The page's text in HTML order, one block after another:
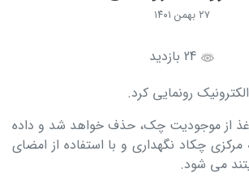
۲۷ بهمن ۱۴۰۱
24 بازدید
رونمایی کرد.
از موجودیت چک، حذف خواهد شد و داده
چکاد نگهداری و با استفاده از امضای
می شود.